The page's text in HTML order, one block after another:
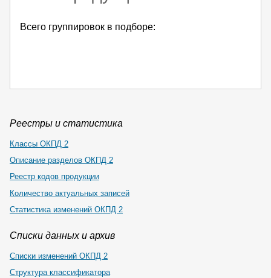
Всего группировок в подборе:
Реестры и статистика
Классы ОКПД 2
Описание разделов ОКПД 2
Реестр кодов продукции
Количество актуальных записей
Статистика изменений ОКПД 2
Списки данных и архив
Списки изменений ОКПД 2
Структура классификатора